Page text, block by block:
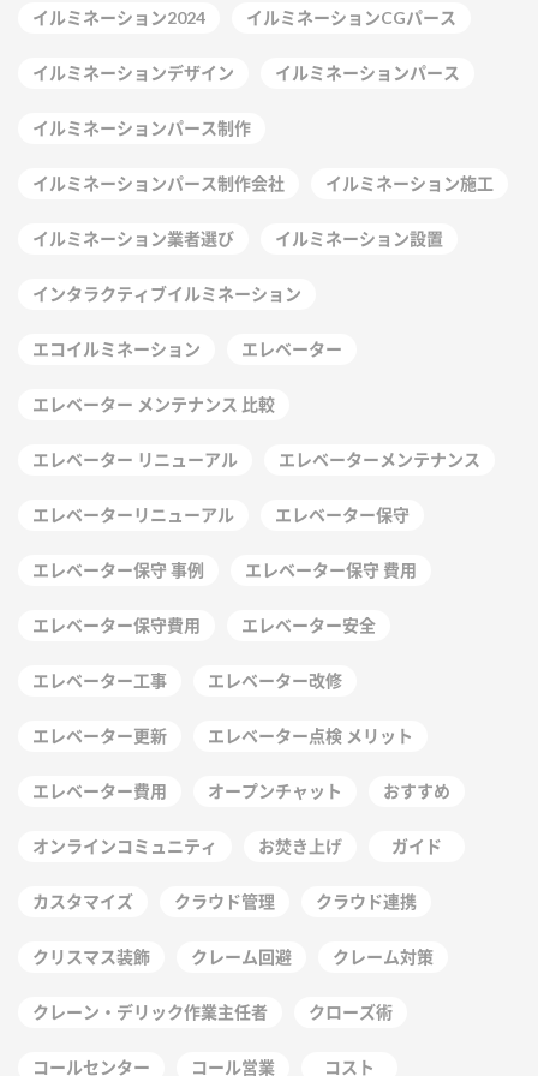
イルミネーション2024 イルミネーションCGパース
イルミネーションデザイン イルミネーションパース
イルミネーションパース制作
イルミネーションパース制作会社 イルミネーション施工
イルミネーション業者選び イルミネーション設置
インタラクティブイルミネーション
エコイルミネーション エレベーター
エレベーター メンテナンス 比較
エレベーター リニューアル エレベーターメンテナンス
エレベーターリニューアル エレベーター保守
エレベーター保守 事例 エレベーター保守 費用
エレベーター保守費用 エレベーター安全
エレベーター工事 エレベーター改修
エレベーター更新 エレベーター点検 メリット
エレベーター費用 オープンチャット おすすめ
オンラインコミュニティ お焚き上げ ガイド
カスタマイズ クラウド管理 クラウド連携
クリスマス装飾 クレーム回避 クレーム対策
クレーン・デリック作業主任者 クローズ術
コールセンター コール営業 コスト